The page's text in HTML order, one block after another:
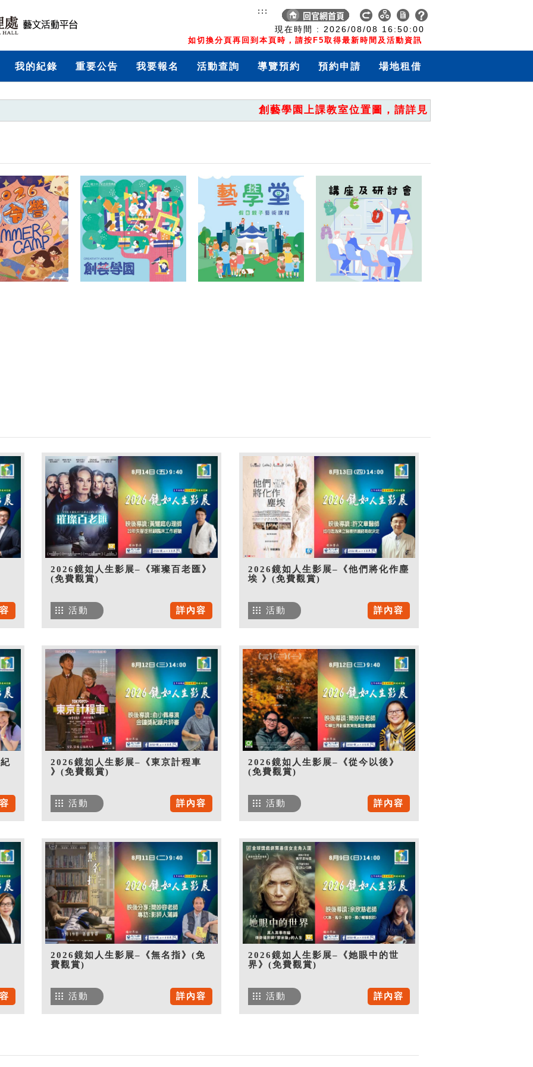
現在時間 : 2026/08/08 16:50:01
如切換分頁再回到本頁時，請按F5取得最新時間及活動資訊
:::
我的紀錄 重要公告 我要報名 活動查詢 導覽預約 預約申請 場地租借
創藝學園上課教室位置圖，請詳見「重要公告」。
2026鏡如人生影展–《璀璨百老匯》
(免費觀賞)
詳內容
活動
2026鏡如人生影展–《他們將化作塵
埃 》(免費觀賞)
詳內容
活動
2026鏡如人生影展–《東京計程車
》(免費觀賞)
詳內容
活動
2026鏡如人生影展–《從今以後》
(免費觀賞)
詳內容
活動
2026鏡如人生影展–《無名指》(免
費觀賞)
詳內容
活動
2026鏡如人生影展–《她眼中的世
界》(免費觀賞)
詳內容
活動